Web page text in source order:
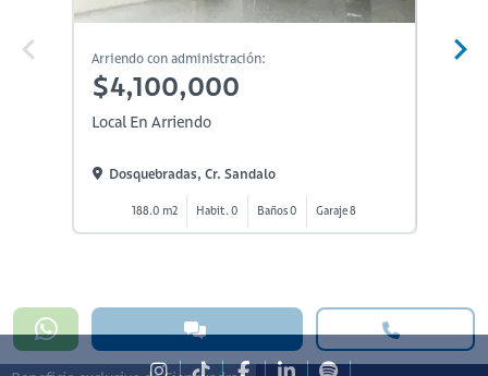
Arriendo con administración:
$4,100,000
Local En Arriendo
Dosquebradas, Cr. Sandalo
188.0 m2 Habit. 0 Baños 0 Garaje 8